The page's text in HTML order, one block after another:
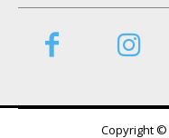
Copyright ©